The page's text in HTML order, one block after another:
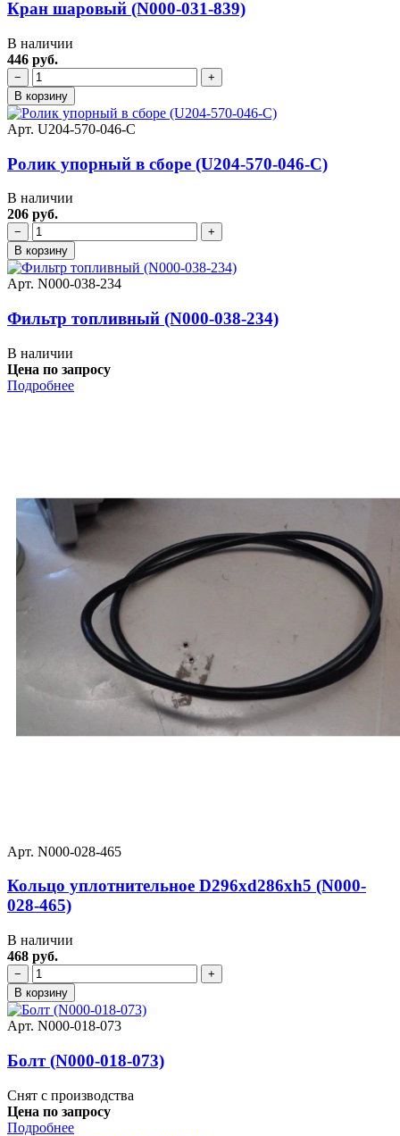
Кран шаровый (N000-031-839)
В наличии
446 руб.
−
+
В корзину
Арт. U204-570-046-C
Ролик упорный в сборе (U204-570-046-C)
В наличии
206 руб.
−
+
В корзину
Арт. N000-038-234
Фильтр топливный (N000-038-234)
В наличии
Цена по запросу
Подробнее
Арт. N000-028-465
Кольцо уплотнительное D296хd286хh5 (N000-
028-465)
В наличии
468 руб.
−
+
В корзину
Арт. N000-018-073
Болт (N000-018-073)
Снят с производства
Цена по запросу
Подробнее